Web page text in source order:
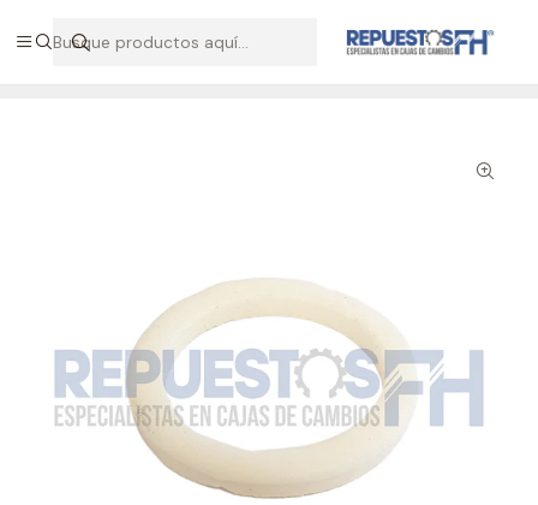
Hablemos por WhatsApp +56 9 7138 9597 / +56 9 8500 2568